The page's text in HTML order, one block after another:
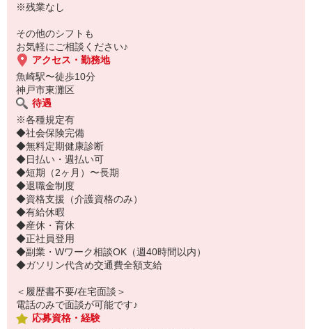
※残業なし
その他のシフトも
お気軽にご相談ください♪
アクセス・勤務地
魚崎駅〜徒歩10分
神戸市東灘区
待遇
※各種規定有
◆社会保険完備
◆無料定期健康診断
◆日払い・週払い可
◆短期（2ヶ月）〜長期
◆退職金制度
◆資格支援（介護資格のみ）
◆有給休暇
◆産休・育休
◆正社員登用
◆副業・Wワーク相談OK（週40時間以内）
◆ガソリン代含め交通費全額支給
＜履歴書不要/在宅面談＞
電話のみで面談が可能です♪
応募資格・経験